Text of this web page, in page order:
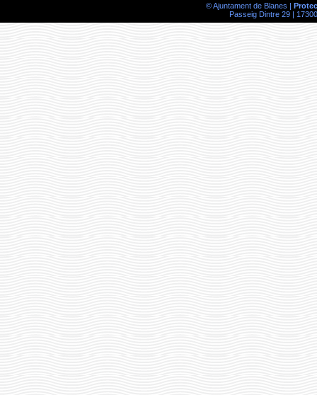
© Ajuntament de Blanes |
Passeig Dintre 29 |